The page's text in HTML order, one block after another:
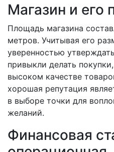
Магазин и его
Площадь магазина
метров. Учитывая его
уверенностью
привыкли делать
высоком качестве
хорошая репутация
в выборе точки для
желаний.
Финансовая